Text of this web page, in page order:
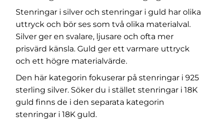
Stenringar i silver och stenringar i guld har olika
uttryck och bör ses som två olika materialval.
Silver ger en svalare, ljusare och ofta mer
prisvärd känsla. Guld ger ett varmare uttryck
och ett högre materialvärde.
Den här kategorin fokuserar på stenringar i 925
sterling silver. Söker du i stället stenringar i 18K
guld finns de i den separata kategorin
stenringar i 18K guld.